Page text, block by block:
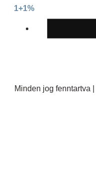
1+1%
Minden jog fenntartva